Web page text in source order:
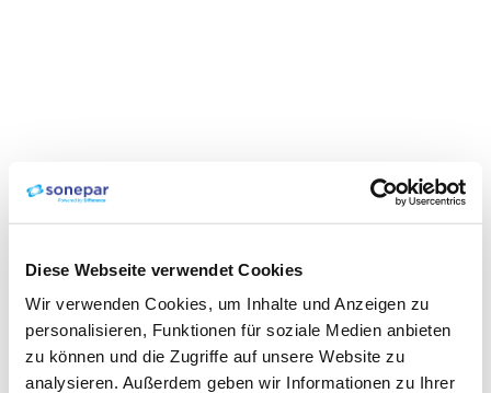
Diese Webseite verwendet Cookies
Wir verwenden Cookies, um Inhalte und Anzeigen zu
personalisieren, Funktionen für soziale Medien anbieten
zu können und die Zugriffe auf unsere Website zu
analysieren. Außerdem geben wir Informationen zu Ihrer